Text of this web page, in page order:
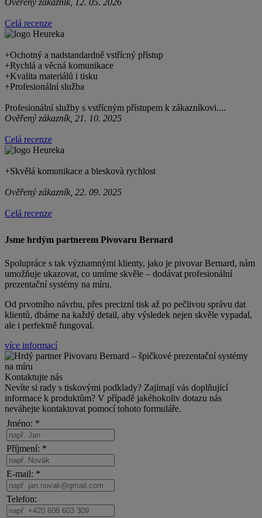
Ověřený zákazník, 12. 05. 2026
Celá recenze
+Ochotný a nadstandardně vstřícný přístup
+Rychlá a věcná komunikace
+Kvalita materiálů i tisku
+Profesionální služba
Profesionální služby s vstřícným přístupem k zákazníkovi....
Ověřený zákazník, 21. 10. 2025
Celá recenze
+Skvělá komunikace a bleskovà rychlost
Ověřený zákazník, 22. 09. 2025
Celá recenze
Jsme hrdým partnerem Pivovaru Bernard
Spolupráce s tak významnými klienty, jako je pivovar Bernard, nám
umožňuje ukazovat, co umíme skvěle – dodávat profesionální
prezentační systémy na míru.
Od prvotního návrhu, přes precizní tisk až po pečlivou správu dat
klientů, dbáme na každý detail, aby výsledek nejen skvěle vypadal,
ale i perfektně fungoval.
více informací
Kontaktujte nás
Nevíte si rady s tiskovými podklady? Zajímají vás doplňující
informace k produktům? V případě jakéhokoliv dotazu nás
neváhejte kontaktovat pomocí tohoto formuláře.
Jméno: *
Příjmení: *
E-mail: *
Telefon: